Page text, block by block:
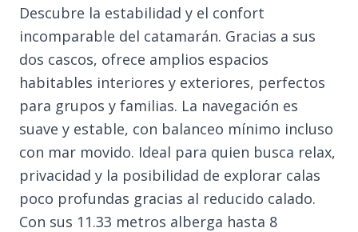
Descubre la estabilidad y el confort
incomparable del catamarán. Gracias a sus
dos cascos, ofrece amplios espacios
habitables interiores y exteriores, perfectos
para grupos y familias. La navegación es
suave y estable, con balanceo mínimo incluso
con mar movido. Ideal para quien busca relax,
privacidad y la posibilidad de explorar calas
poco profundas gracias al reducido calado.
Con sus 11.33 metros alberga hasta 8